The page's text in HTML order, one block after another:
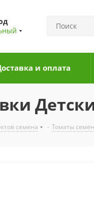
и оплата
семена - Томаты